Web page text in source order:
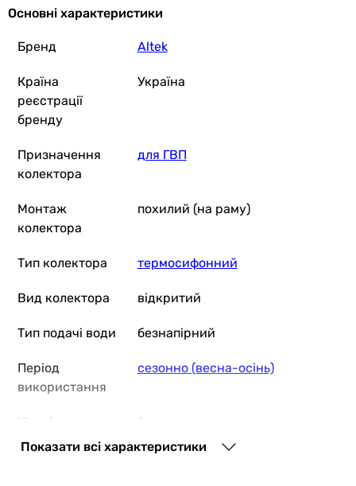
Основні характеристики
Бренд Altek
Країна
реєстрації
бренду
Україна
Призначення
колектора
для ГВП
Монтаж
колектора
похилий (на раму)
Тип колектора термосифонний
Вид колектора відкритий
Тип подачі води безнапірний
Період
використання
сезонно (весна-осінь)
Кількість
колекторів
1 шт
Показати всі характеристики